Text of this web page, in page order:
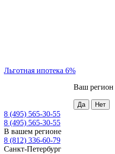
Льготная ипотека 6%
Ваш регион
8 (495) 565-30-55
8 (495) 565-30-55
В вашем регионе
8 (812) 336-60-79
Санкт-Петербург